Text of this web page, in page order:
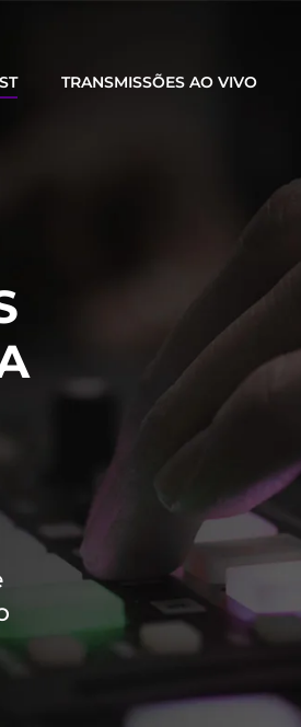
TRANSMISSÕES AO VIVO